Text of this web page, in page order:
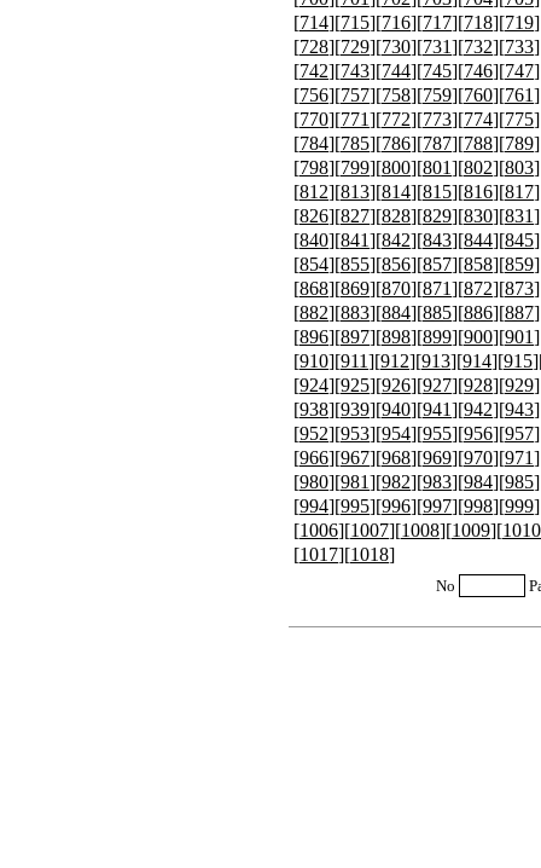
[714][715][716][717][718][719
[728][729][730][731][732][733
[742][743][744][745][746][747
[756][757][758][759][760][761
[770][771][772][773][774][775
[784][785][786][787][788][789
[798][799][800][801][802][803
[812][813][814][815][816][817
[826][827][828][829][830][831
[840][841][842][843][844][845
[854][855][856][857][858][859
[868][869][870][871][872][873
[882][883][884][885][886][887
[896][897][898][899][900][901
[910][911][912][913][914][915
[924][925][926][927][928][929
[938][939][940][941][942][943
[952][953][954][955][956][957
[966][967][968][969][970][971
[980][981][982][983][984][985
[994][995][996][997][998][999
[1006][1007][1008][1009][1010
[1017][1018]
No